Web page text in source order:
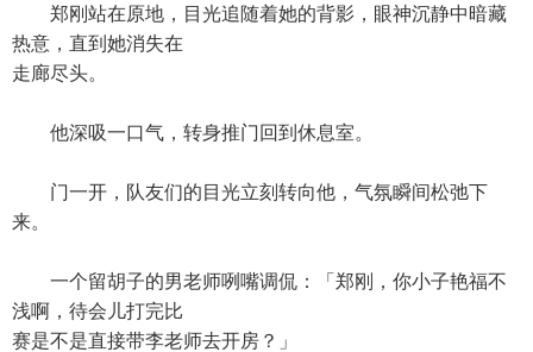
郑刚站在原地，目光追随着她的背影，眼神沉静中暗藏
热意，直到她消失在
走廊尽头。
他深吸一口气，转身推门回到休息室。
门一开，队友们的目光立刻转向他，气氛瞬间松弛下
来。
一个留胡子的男老师咧嘴调侃：「郑刚，你小子艳福不
浅啊，待会儿打完比
赛是不是直接带李老师去开房？」